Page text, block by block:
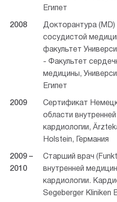
Египет
2008
Докторантура
сосудистой
факультет
- Факультет
медицины,
Египет
2009
Сертификат
области
кардиологии,
Holstein, Германия
2009 –
2010
Старший врач
внутренней
кардиологии.
Segeberger Kliniken